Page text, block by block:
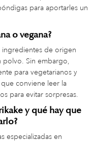
para aportarles un
o vegana?
ingredientes de origen
polvo. Sin embargo,
para vegetarianos y
conviene leer la
para evitar sorpresas.
y qué hay que
especializadas en